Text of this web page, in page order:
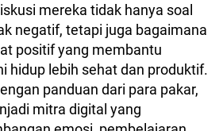
mereka tidak hanya soal
negatif, tetapi juga bagaimana
positif yang membantu
hidup lebih sehat dan produktif.
panduan dari para pakar,
mitra digital yang